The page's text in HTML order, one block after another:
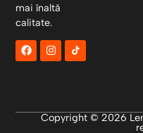
mai înaltă
calitate.
Copyright © 2026